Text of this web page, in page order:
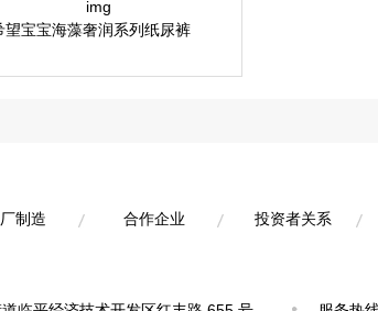
望宝宝海藻奢润系列纸尿裤
制造
合作企业
投资者关系